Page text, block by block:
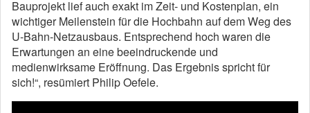
Bauprojekt lief auch exakt im Zeit- und Kostenplan, ein
wichtiger Meilenstein für die Hochbahn auf dem Weg des
U-Bahn-Netzausbaus. Entsprechend hoch waren die
Erwartungen an eine beeindruckende und
medienwirksame Eröffnung. Das Ergebnis spricht für
sich!“, resümiert Philip Oefele.